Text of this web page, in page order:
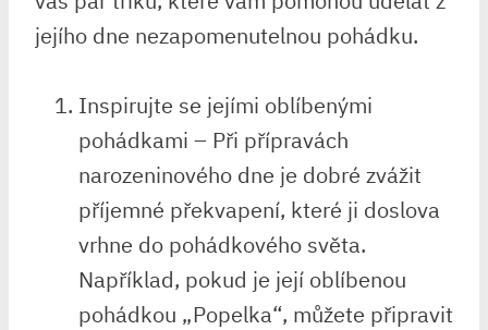
jejího dne nezapomenutelnou pohádku.
Inspirujte se jejími oblíbenými
⁤pohádkami – Při přípravách
narozeninového dne je dobré zvážit
příjemné⁤ překvapení, které ji doslova
vrhne do ⁤pohádkového světa.⁢
Například, ⁢pokud​ je⁣ její oblíbenou
pohádkou „Popelka“, můžete připravit